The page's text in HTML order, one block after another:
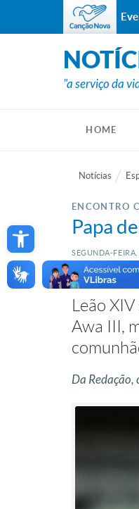
Open toolbar
"a serviço da
HOME
Notícias
ENCONTRO
Papa
SEGUNDA-FEIRA,
Leão
Awa III,
Da Redação,